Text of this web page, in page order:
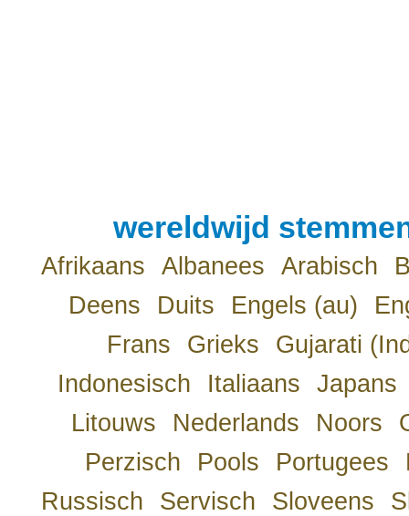
wereldwijd
Afrikaans Albanees Arabisch
Deens
Duits Engels (au)
Frans
Grieks
Gujarati
Indonesisch
Italiaans
Japans
Litouws
Nederlands Noors
Perzisch
Pools Portugees
Russisch
Servisch Sloveens